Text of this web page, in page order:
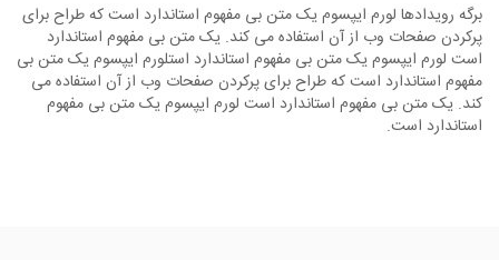
برگه رویدادها لورم ایپسوم یک متن بی مفهوم استاندارد است که طراح برای
پرکردن صفحات وب از آن استفاده می کند. یک متن بی مفهوم استاندارد
است لورم ایپسوم یک متن بی مفهوم استاندارد استلورم ایپسوم یک متن بی
مفهوم استاندارد است که طراح برای پرکردن صفحات وب از آن استفاده می
کند. یک متن بی مفهوم استاندارد است لورم ایپسوم یک متن بی مفهوم
استاندارد است.